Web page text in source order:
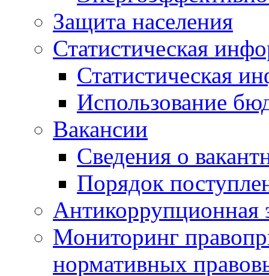
Защита населения
Статистическая
Статистическая
Использование
Вакансии
Сведения о
Порядок
Антикоррупционная
Мониторинг
нормативных